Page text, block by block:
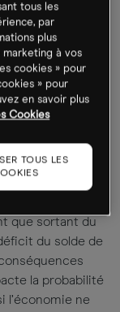
et les services
à destination
(solde actuel de
issus de
US excèdent
négative (solde
flux de
de
que sortant du
du solde de
la probabilité
l’économie ne
tous les
par
plus
à vos
cookies » pour
» pour
en savoir plus
Cookies
TOUS LES